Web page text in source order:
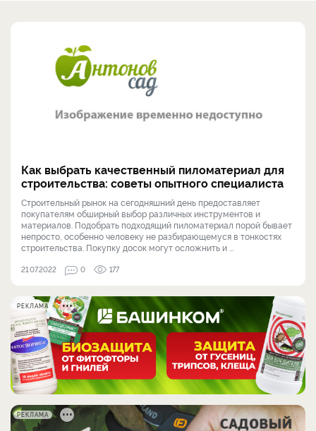
Как выбрать качественный пиломатериал для
строительства: советы опытного специалиста
Строительный рынок на сегодняшний день предоставляет
покупателям обширный выбор различных инструментов и
материалов. Подобрать подходящий пиломатериал порой бывает
непросто, особенно человеку не разбирающемуся в тонкостях
строительства. Покупку досок могут осложнить и ...
21.07.2022 0 177
РЕКЛАМА
РЕКЛАМА